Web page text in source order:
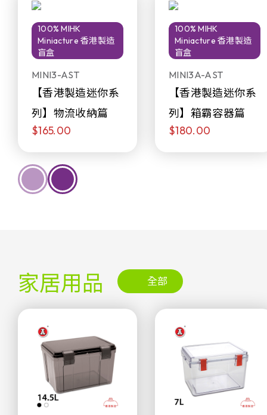
100% MIHK
Miniacture 香港製造
盲盒
MINI3-AST
【香港製造迷你系
列】物流收納篇
$165.00
100% MIHK
Miniacture 香港製造
盲盒
MINI3A-AST
【香港製造迷你系
列】箱霸容器篇
$180.00
家居用品 全部